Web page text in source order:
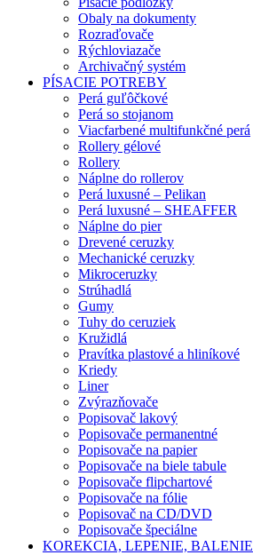
Obaly na dokumenty
Rozraďovače
Rýchloviazače
Archivačný systém
PÍSACIE POTREBY
Perá guľôčkové
Perá so stojanom
Viacfarbené multifunkčné perá
Rollery gélové
Rollery
Náplne do rollerov
Perá luxusné – Pelikan
Perá luxusné – SHEAFFER
Náplne do pier
Drevené ceruzky
Mechanické ceruzky
Mikroceruzky
Strúhadlá
Gumy
Tuhy do ceruziek
Kružidlá
Pravítka plastové a hliníkové
Kriedy
Liner
Zvýrazňovače
Popisovač lakový
Popisovače permanentné
Popisovače na papier
Popisovače na biele tabule
Popisovače flipchartové
Popisovače na fólie
Popisovač na CD/DVD
Popisovače špeciálne
KOREKCIA, LEPENIE, BALENIE